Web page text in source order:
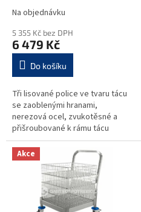
Na objednávku
5 355 Kč bez DPH
6 479 Kč
Do košíku
Tři lisované police ve tvaru tácu
se zaoblenými hranami,
nerezová ocel, zvukotěsné a
přišroubované k rámu tácu
Akce